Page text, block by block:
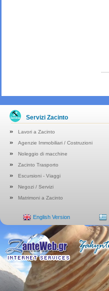
Servizi Zacinto
Lavori a Zacinto
Agenzie Immobiliari / Costruzioni
Noleggio di macchine
Zacinto Trasporto
Escursioni - Viaggi
Negozi / Servizi
Matrimoni a Zacinto
English Version